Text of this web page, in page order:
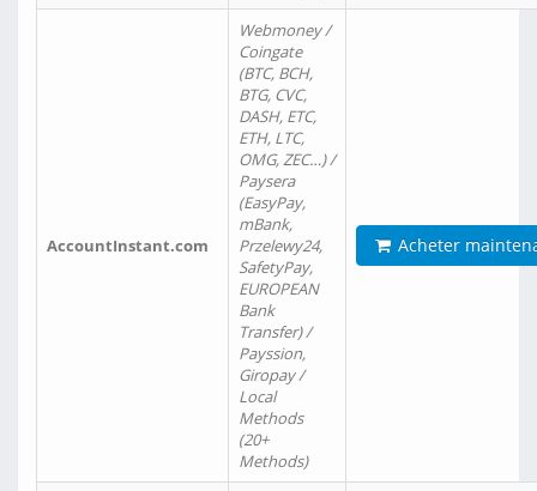
AccountInstant.com
Webmoney /
Coingate
(BTC, BCH,
BTG, CVC,
DASH, ETC,
ETH, LTC,
OMG, ZEC…) /
Paysera
(EasyPay,
mBank,
Przelewy24,
SafetyPay,
EUROPEAN
Bank
Transfer) /
Payssion,
Giropay /
Local
Methods
(20+
Methods)
Acheter